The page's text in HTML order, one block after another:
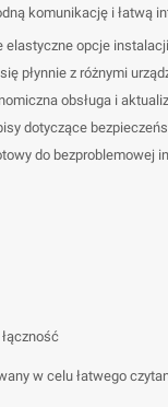
komunikację i łatwą
elastyczne opcje
płynnie z różnymi
obsługa i
dotyczące
do bezproblemowej
w celu łatwego